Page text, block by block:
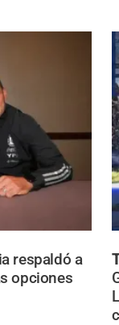
respaldó a
opciones